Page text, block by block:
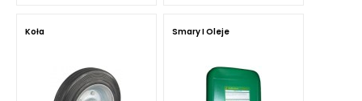
Koła Smary I Oleje